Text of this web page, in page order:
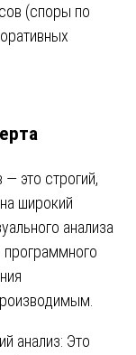
(споры по
это строгий,
широкий
анализа
программного
анализ: Это